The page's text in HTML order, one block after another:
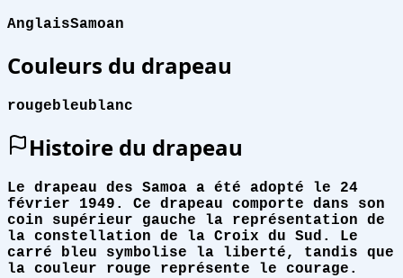
AnglaisSamoan
Couleurs du drapeau
rougebleublanc
Histoire du drapeau
Le drapeau des Samoa a été adopté le 24
février 1949. Ce drapeau comporte dans son
coin supérieur gauche la représentation de
la constellation de la Croix du Sud. Le
carré bleu symbolise la liberté, tandis que
la couleur rouge représente le courage.